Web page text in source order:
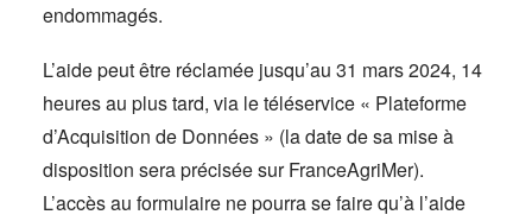
endommagés.
L’aide peut être réclamée jusqu’au 31 mars 2024, 14
heures au plus tard, via le téléservice « Plateforme
d’Acquisition de Données » (la date de sa mise à
disposition sera précisée sur FranceAgriMer).
L’accès au formulaire ne pourra se faire qu’à l’aide